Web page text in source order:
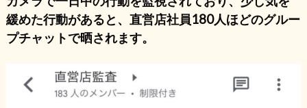
緩めた行動があると、直営店社員180人ほどのグルー
プチャットで晒されます。